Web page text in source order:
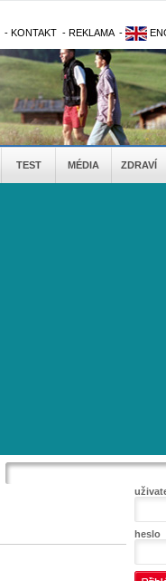
- KONTAKT - REKLAMA -
TEST MÉDIA ZDRAVÍ
heslo